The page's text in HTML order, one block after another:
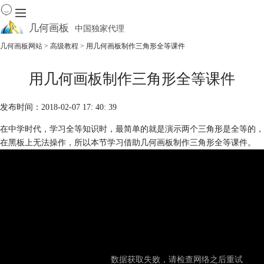
几何画板 中国独家代理
资源中心
软件商城
几何画板网站 > 高级教程 > 用几何画板制作三角形全等课件
用几何画板制作三角形全等课件
发布时间：2018-02-07 17: 40: 39
在中学时代，学习全等知识时，最简单的就是演示两个三角形是全等的，
在黑板上无法操作，所以本节学习借助几何画板制作三角形全等课件。